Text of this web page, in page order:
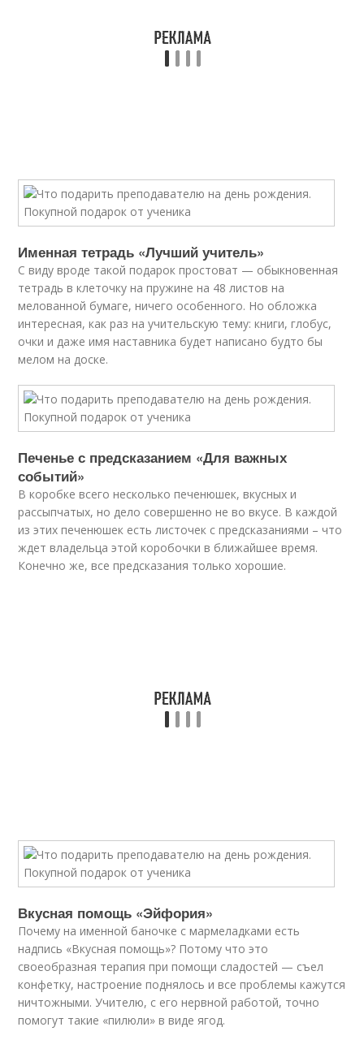
Именная тетрадь «Лучший учитель»
С виду вроде такой подарок простоват — обыкновенная
тетрадь в клеточку на пружине на 48 листов на
мелованной бумаге, ничего особенного. Но обложка
интересная, как раз на учительскую тему: книги, глобус,
очки и даже имя наставника будет написано будто бы
мелом на доске.
Печенье с предсказанием «Для важных
событий»
В коробке всего несколько печенюшек, вкусных и
рассыпчатых, но дело совершенно не во вкусе. В каждой
из этих печенюшек есть листочек с предсказаниями – что
ждет владельца этой коробочки в ближайшее время.
Конечно же, все предсказания только хорошие.
Вкусная помощь «Эйфория»
Почему на именной баночке с мармеладками есть
надпись «Вкусная помощь»? Потому что это
своеобразная терапия при помощи сладостей — съел
конфетку, настроение поднялось и все проблемы кажутся
ничтожными. Учителю, с его нервной работой, точно
помогут такие «пилюли» в виде ягод.